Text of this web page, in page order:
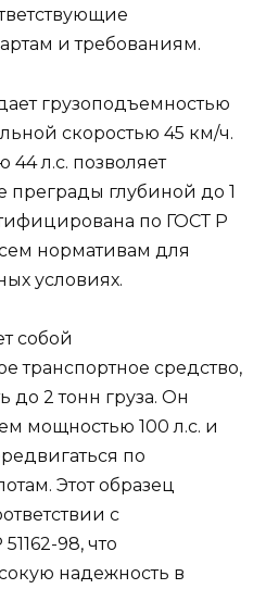
и требованиям.
грузоподъемностью
скоростью 45 км/ч.
л.с. позволяет
преграды глубиной до 1
по ГОСТ Р
нормативам для
условиях.
собой
транспортное средство,
до 2 тонн груза. Он
мощностью 100 л.с. и
по
Этот образец
с
98, что
надежность в